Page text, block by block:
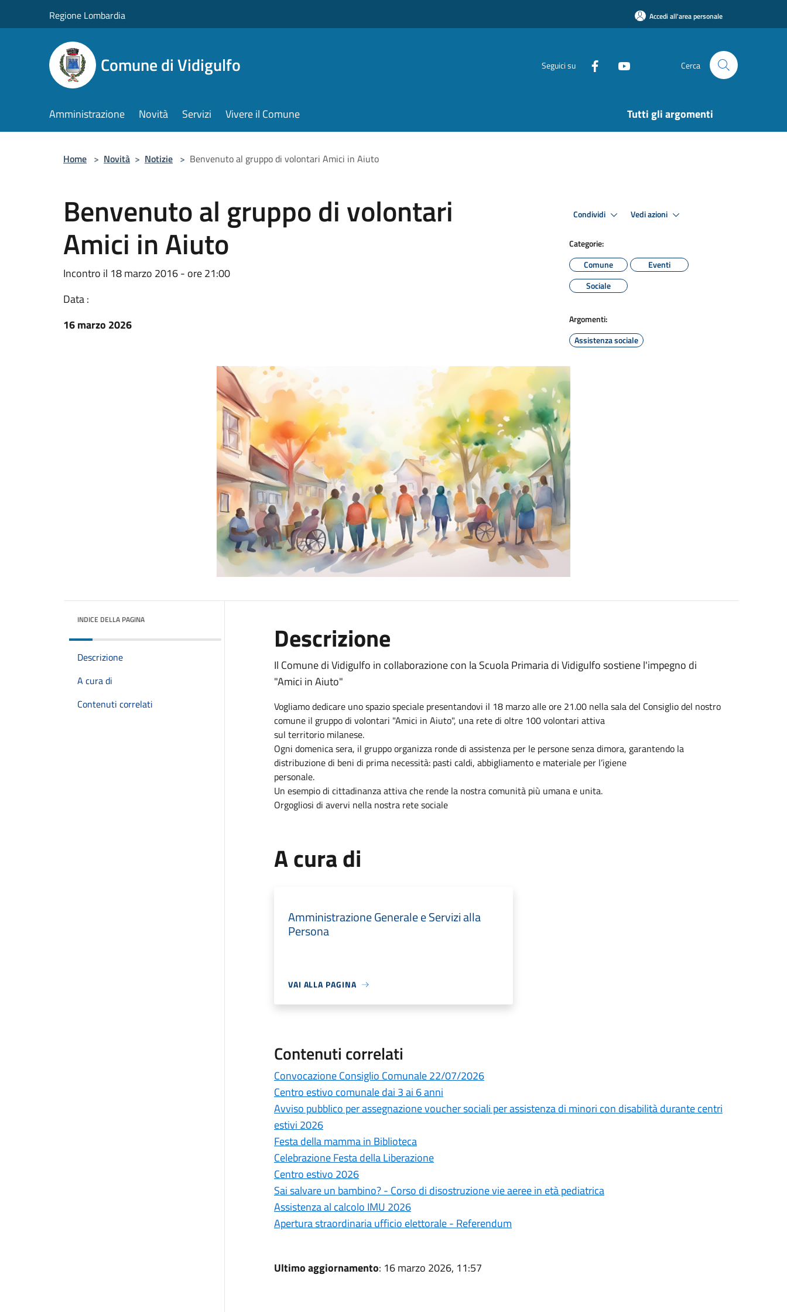
Regione Lombardia Accedi all'area personale
Comune di Vidigulfo Seguici su Cerca
Amministrazione Novità Servizi Vivere il Comune Tutti gli argomenti
Home > Novità > Notizie > Benvenuto al gruppo di volontari Amici in Aiuto
Benvenuto al gruppo di volontari
Amici in Aiuto
Incontro il 18 marzo 2016 - ore 21:00
Data :
16 marzo 2026
Condividi Vedi azioni
Categorie:
Comune
Eventi
Sociale
Argomenti:
Assistenza sociale
INDICE DELLA PAGINA
Descrizione
A cura di
Contenuti correlati
Descrizione
Il Comune di Vidigulfo in collaborazione con la Scuola Primaria di Vidigulfo sostiene l'impegno di
"Amici in Aiuto"
Vogliamo dedicare uno spazio speciale presentandovi il 18 marzo alle ore 21.00 nella sala del Consiglio del nostro
comune il gruppo di volontari "Amici in Aiuto", una rete di oltre 100 volontari attiva
sul territorio milanese.
Ogni domenica sera, il gruppo organizza ronde di assistenza per le persone senza dimora, garantendo la
distribuzione di beni di prima necessità: pasti caldi, abbigliamento e materiale per l’igiene
personale.
Un esempio di cittadinanza attiva che rende la nostra comunità più umana e unita.
Orgogliosi di avervi nella nostra rete sociale
A cura di
Amministrazione Generale e Servizi alla
Persona
VAI ALLA PAGINA
Contenuti correlati
Convocazione Consiglio Comunale 22/07/2026
Centro estivo comunale dai 3 ai 6 anni
Avviso pubblico per assegnazione voucher sociali per assistenza di minori con disabilità durante centri
estivi 2026
Festa della mamma in Biblioteca
Celebrazione Festa della Liberazione
Centro estivo 2026
Sai salvare un bambino? - Corso di disostruzione vie aeree in età pediatrica
Assistenza al calcolo IMU 2026
Apertura straordinaria ufficio elettorale - Referendum
Ultimo aggiornamento: 16 marzo 2026, 11:57